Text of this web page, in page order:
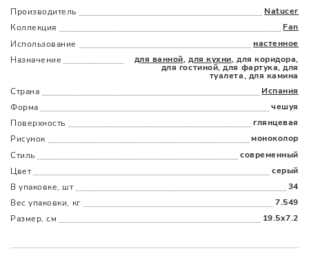
Производитель
Natucer
Коллекция
Fan
Использование
настенное
Назначение
для ванной,для кухни, для коридора,
для гостиной, для фартука, для
туалета, для камина
Страна
Испания
Форма
чешуя
Поверхность
глянцевая
Рисунок
моноколор
Стиль
современный
Цвет
серый
В упаковке, шт
34
Вес упаковки, кг
7.549
Размер, см
19.5x7.2
НаличымиКартойПо счетуДолями